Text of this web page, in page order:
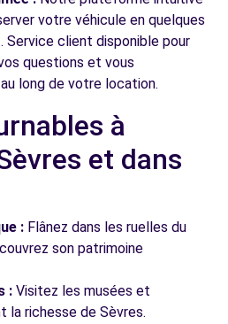
votre véhicule en quelques
Service client disponible pour
questions et vous
long de votre location.
à
et dans
: Flânez dans les ruelles du
son patrimoine
: Visitez les musées et
la richesse de Sèvres.